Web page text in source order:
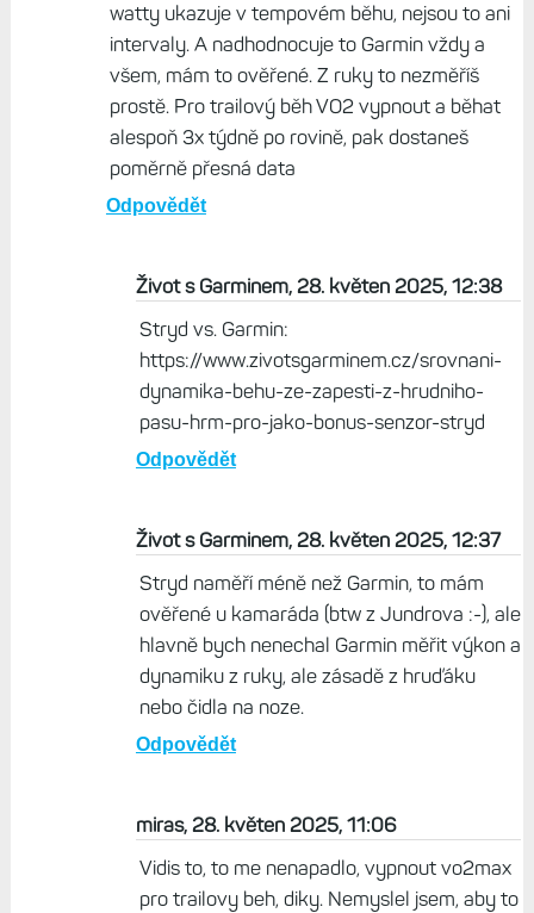
watty ukazuje v tempovém běhu, nejsou to ani
intervaly. A nadhodnocuje to Garmin vždy a
všem, mám to ověřené. Z ruky to nezměříš
prostě. Pro trailový běh VO2 vypnout a běhat
alespoň 3x týdně po rovině, pak dostaneš
poměrně přesná data
Odpovědět
Život s Garminem, 28. květen 2025, 12:38
Stryd vs. Garmin:
https://www.zivotsgarminem.cz/srovnani-
dynamika-behu-ze-zapesti-z-hrudniho-
pasu-hrm-pro-jako-bonus-senzor-stryd
Odpovědět
Život s Garminem, 28. květen 2025, 12:37
Stryd naměří méně než Garmin, to mám
ověřené u kamaráda (btw z Jundrova :-), ale
hlavně bych nenechal Garmin měřit výkon a
dynamiku z ruky, ale zásadě z hruďáku
nebo čidla na noze.
Odpovědět
miras, 28. květen 2025, 11:06
Vidis to, to me nenapadlo, vypnout vo2max
pro trailovy beh, diky. Nemyslel jsem, aby to